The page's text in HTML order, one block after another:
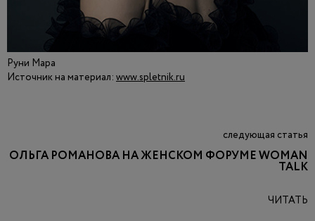
Руни Мара
Источник на материал: www.spletnik.ru
следующая статья
ОЛЬГА РОМАНОВА НА ЖЕНСКОМ ФОРУМЕ WOMAN
TALK
ЧИТАТЬ